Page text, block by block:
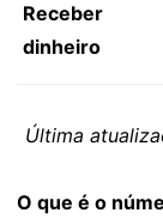
Receber
dinheiro
Última
O que é o